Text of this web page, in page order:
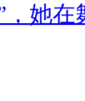
，她